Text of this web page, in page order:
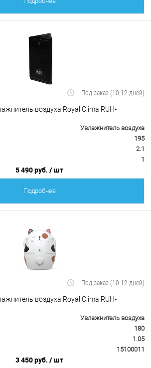
Под заказ (10-12 дней)
воздуха Royal Clima RUH-
Увлажнитель воздуха
195
2.1
1
5 490 руб. / шт
Подробнее
Под заказ (10-12 дней)
воздуха Royal Clima RUH-
Увлажнитель воздуха
180
1.05
15100011
3 450 руб. / шт